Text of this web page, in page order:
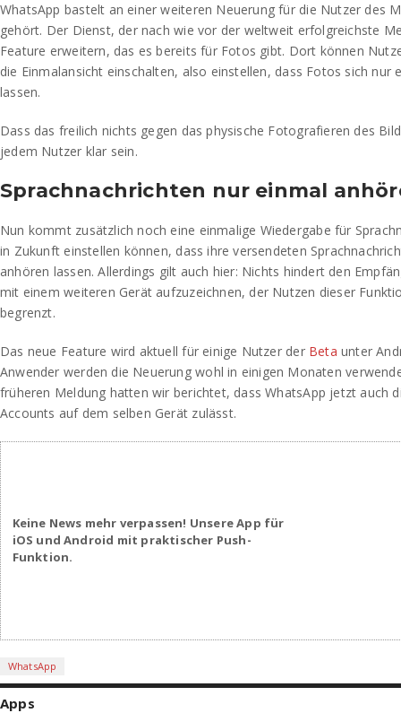
WhatsApp bastelt an einer weiteren Neuerung für die Nutzer des
gehört. Der Dienst, der nach wie vor der weltweit erfolgreichste
Feature erweitern, das es bereits für Fotos gibt. Dort können
die Einmalansicht einschalten, also einstellen, dass Fotos sich nur
lassen.
Dass das freilich nichts gegen das physische Fotografieren des
jedem Nutzer klar sein.
Sprachnachrichten nur einmal
Nun kommt zusätzlich noch eine einmalige Wiedergabe für
in Zukunft einstellen können, dass ihre versendeten
anhören lassen. Allerdings gilt auch hier: Nichts hindert den
mit einem weiteren Gerät aufzuzeichnen, der Nutzen dieser
begrenzt.
Das neue Feature wird aktuell für einige Nutzer der Beta unter
Anwender werden die Neuerung wohl in einigen Monaten
früheren Meldung hatten wir berichtet, dass WhatsApp jetzt auch
Accounts auf dem selben Gerät zulässt.
Keine News mehr verpassen! Unsere App für
iOS und Android mit praktischer Push-
Funktion.
WhatsApp
Apps